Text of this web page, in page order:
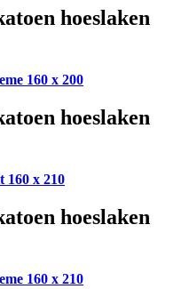
hoeslaken
160 x 200
hoeslaken
160 x 210
hoeslaken
160 x 210